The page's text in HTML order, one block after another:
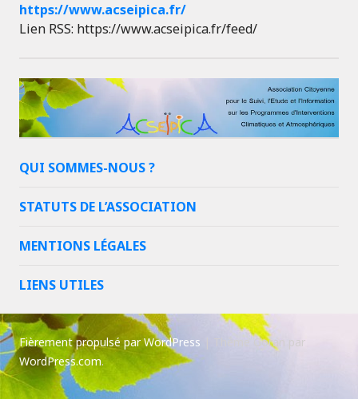
https://www.acseipica.fr/
Lien RSS: https://www.acseipica.fr/feed/
QUI SOMMES-NOUS ?
STATUTS DE L’ASSOCIATION
MENTIONS LÉGALES
LIENS UTILES
Fièrement propulsé par WordPress
Thème Goran par
WordPress.com.